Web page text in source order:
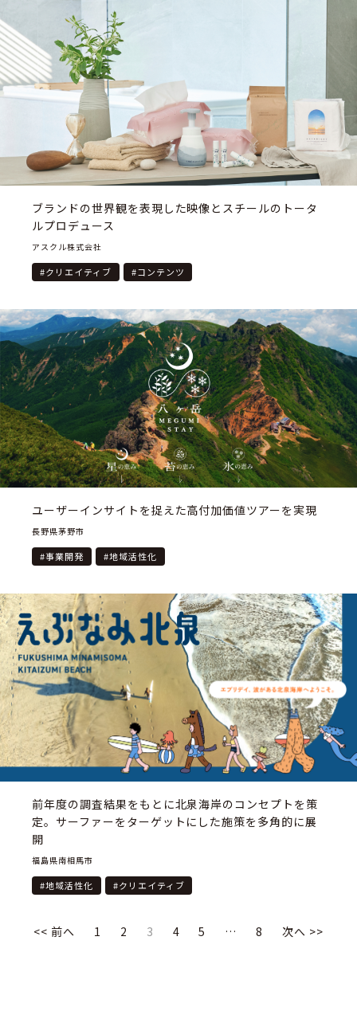
ブランドの世界観を表現した映像とスチールのトータ
ルプロデュース
アスクル株式会社
#クリエイティブ #コンテンツ
ユーザーインサイトを捉えた高付加価値ツアーを実現
長野県茅野市
#事業開発 #地域活性化
前年度の調査結果をもとに北泉海岸のコンセプトを策
定。サーファーをターゲットにした施策を多角的に展
開
福島県南相馬市
#地域活性化 #クリエイティブ
<< 前へ 1 2 3 4 5 … 8 次へ >>